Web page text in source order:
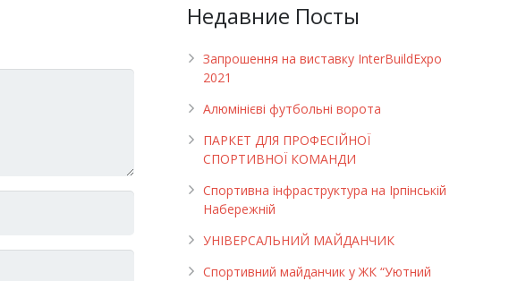
Недавние Посты
Запрошення на виставку InterBuildExpo
2021
Алюмінієві футбольні ворота
ПАРКЕТ ДЛЯ ПРОФЕСІЙНОЇ
СПОРТИВНОЇ КОМАНДИ
Спортивна інфраструктура на Ірпінській
Набережній
УНІВЕРСАЛЬНИЙ МАЙДАНЧИК
Cпортивний майданчик у ЖК “Уютний